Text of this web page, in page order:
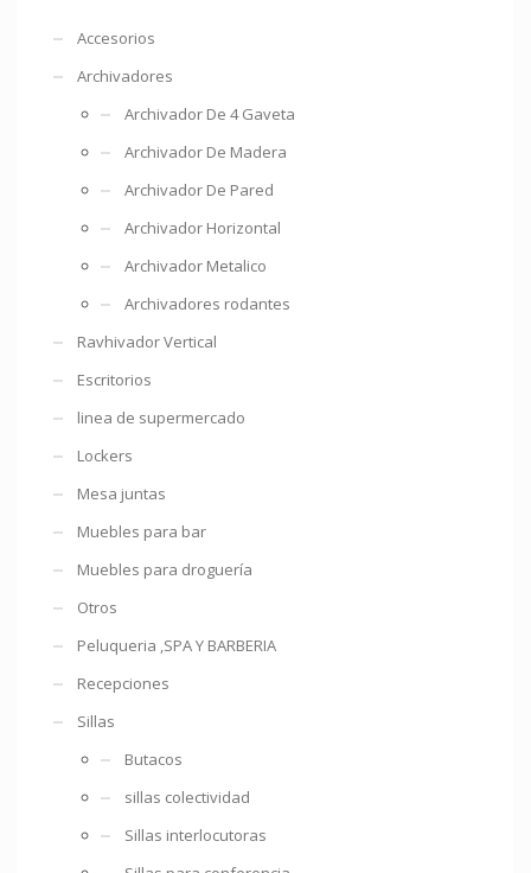
Accesorios
Archivadores
Archivador De 4 Gaveta
Archivador De Madera
Archivador De Pared
Archivador Horizontal
Archivador Metalico
Archivadores rodantes
Ravhivador Vertical
Escritorios
linea de supermercado
Lockers
Mesa juntas
Muebles para bar
Muebles para droguería
Otros
Peluqueria ,SPA Y BARBERIA
Recepciones
Sillas
Butacos
sillas colectividad
Sillas interlocutoras